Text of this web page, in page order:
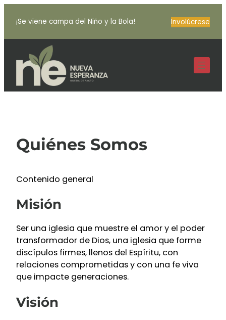
¡Se viene campa del Niño y la Bola! Involúcrese
Quiénes Somos
Contenido general
Misión
Ser una iglesia que muestre el amor y el poder
transformador de Dios, una iglesia que forme
discípulos firmes, llenos del Espíritu, con
relaciones comprometidas y con una fe viva
que impacte generaciones.
Visión